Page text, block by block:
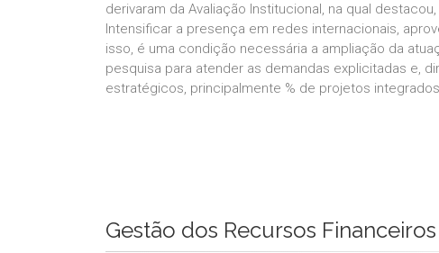
derivaram da Avaliação Institucional, na qual
Intensificar a presença em redes internacionais,
isso, é uma condição necessária a ampliação da
pesquisa para atender as demandas explicitadas e,
estratégicos, principalmente % de projetos
Gestão dos Recursos Financeiros